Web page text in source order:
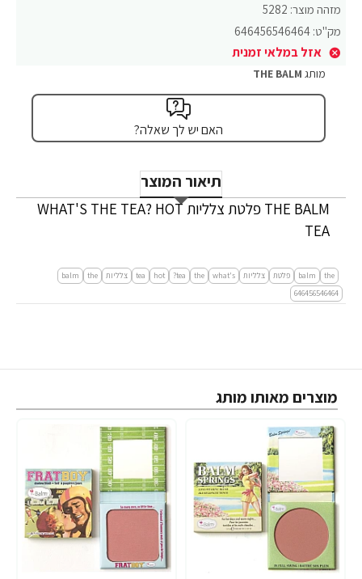
מזהה מוצר: 5282
מק"ט: 646456546464
אזל במלאי זמנית
מותג THE BALM
האם יש לך שאלה?
תיאור המוצר
THE BALM פלטת צלליות WHAT'S THE TEA? HOT
TEA
the
balm פלטת צלליות what's
the
tea?
hot
tea צלליות the
balm
646456546464
מוצרים מאותו מותג